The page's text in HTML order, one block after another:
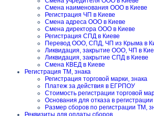
Смена наименования ООО в Киеве
Регистрация ЧП в Киеве
Смена адреса ООО в Киеве
Смена директора ООО в Киеве
Регистрация СПД в Киеве
Перевод ООО, СПД, ЧП из Крыма в
Ликвидация, закрытие ООО, ЧП в
Ликвидация, закрытие СПД в Киеве
Смена КВЕД в Киеве
Регистрация ТМ, знака
Регистрация торговой марки, знака
Платеж за действия в ЕГРПОУ
Стоимость регистрации торговой
Основания для отказа в
Размер сборов по регистрации ТМ,
Реквизиты для оплаты сборов